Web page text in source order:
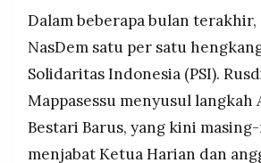
-
2026
PT.
RESOLUSI
PRAMUDITA
beberapa bulan terakhir.
Dalam beberapa bulan
NasDem satu per satu
Solidaritas Indonesia (PSI).
Mappasessu menyusul langkah
Bestari Barus, yang kini
menjabat Ketua Harian dan